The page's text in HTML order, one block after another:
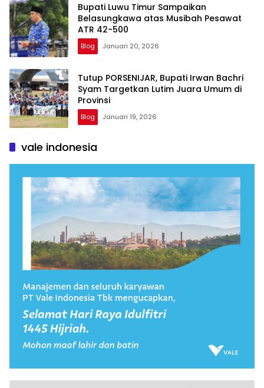
Bupati Luwu Timur Sampaikan
Belasungkawa atas Musibah Pesawat
ATR 42-500
Blog Januari 20, 2026
Tutup PORSENIJAR, Bupati Irwan Bachri
Syam Targetkan Lutim Juara Umum di
Provinsi
Blog Januari 19, 2026
vale indonesia